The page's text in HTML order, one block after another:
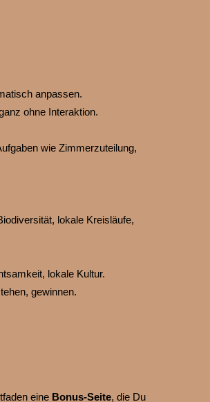
anpassen.
ohne Interaktion.
wie Zimmerzuteilung,
lokale Kreisläufe,
lokale Kultur.
gewinnen.
eine Bonus‑Seite, die Du